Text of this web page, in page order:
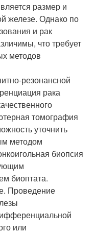
размер и
железе. Однако по
и рак
что требует
методов
резонансной
рака
томография
уточнить
методом
биопсия
биоптата.
Проведение
или